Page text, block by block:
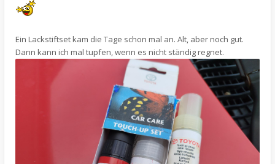
Ein Lackstiftset kam die Tage schon mal an. Alt, aber noch gut.
Dann kann ich mal tupfen, wenn es nicht ständig regnet.